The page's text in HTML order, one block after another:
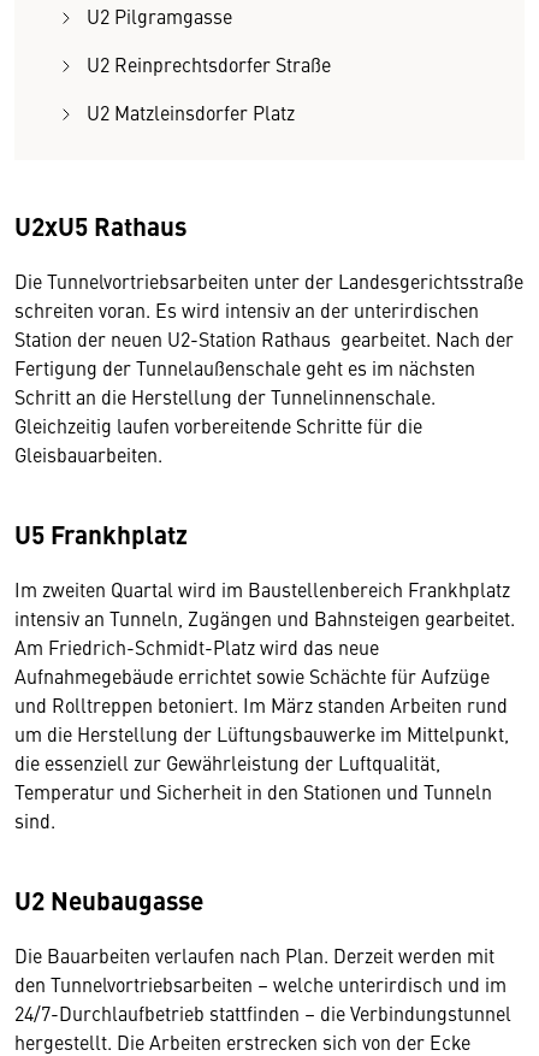
U2 Pilgramgasse
U2 Reinprechtsdorfer Straße
U2 Matzleinsdorfer Platz
U2xU5 Rathaus
Die Tunnelvortriebsarbeiten unter der Landesgerichtsstraße
schreiten voran. Es wird intensiv an der unterirdischen
Station der neuen U2-Station Rathaus gearbeitet. Nach der
Fertigung der Tunnelaußenschale geht es im nächsten
Schritt an die Herstellung der Tunnelinnenschale.
Gleichzeitig laufen vorbereitende Schritte für die
Gleisbauarbeiten.
U5 Frankhplatz
Im zweiten Quartal wird im Baustellenbereich Frankhplatz
intensiv an Tunneln, Zugängen und Bahnsteigen gearbeitet.
Am Friedrich-Schmidt-Platz wird das neue
Aufnahmegebäude errichtet sowie Schächte für Aufzüge
und Rolltreppen betoniert. Im März standen Arbeiten rund
um die Herstellung der Lüftungsbauwerke im Mittelpunkt,
die essenziell zur Gewährleistung der Luftqualität,
Temperatur und Sicherheit in den Stationen und Tunneln
sind.
U2 Neubaugasse
Die Bauarbeiten verlaufen nach Plan. Derzeit werden mit
den Tunnelvortriebsarbeiten – welche unterirdisch und im
24/7-Durchlaufbetrieb stattfinden – die Verbindungstunnel
hergestellt. Die Arbeiten erstrecken sich von der Ecke